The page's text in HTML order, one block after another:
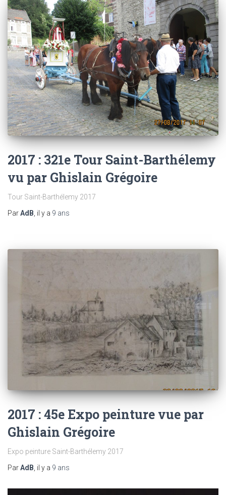
2017 : 321e Tour Saint-Barthélemy
vu par Ghislain Grégoire
Tour Saint-Barthélemy 2017
ParAdB , il y a 9 ans
2017 : 45e Expo peinture vue par
Ghislain Grégoire
Expo peinture Saint-Barthélemy 2017
ParAdB , il y a 9 ans